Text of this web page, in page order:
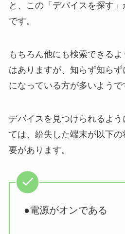
と、この「デバイスを探す
です。
もちろん他にも検索できる
はありますが、知らず知ら
になっている方が多いようで
デバイスを見つけられるよ
ては、紛失した端末が以下
要があります。
●電源がオンである